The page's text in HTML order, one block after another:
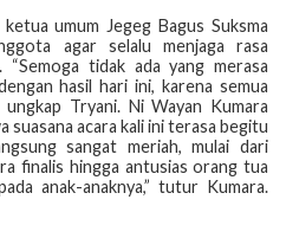
umum Jegeg Bagus Suksma
agar selalu menjaga rasa
“Semoga tidak ada yang merasa
hasil hari ini, karena semua
Tryani. Ni Wayan Kumara
suasana acara kali ini terasa begitu
sangat meriah, mulai dari
finalis hingga antusias orang tua
anak-anaknya,” tutur Kumara.